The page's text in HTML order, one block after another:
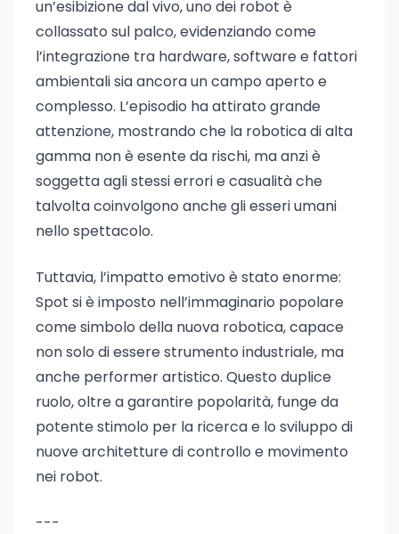
un’esibizione dal vivo, uno dei robot è
collassato sul palco, evidenziando come
l’integrazione tra hardware, software e fattori
ambientali sia ancora un campo aperto e
complesso. L’episodio ha attirato grande
attenzione, mostrando che la robotica di alta
gamma non è esente da rischi, ma anzi è
soggetta agli stessi errori e casualità che
talvolta coinvolgono anche gli esseri umani
nello spettacolo.
Tuttavia, l’impatto emotivo è stato enorme:
Spot si è imposto nell’immaginario popolare
come simbolo della nuova robotica, capace
non solo di essere strumento industriale, ma
anche performer artistico. Questo duplice
ruolo, oltre a garantire popolarità, funge da
potente stimolo per la ricerca e lo sviluppo di
nuove architetture di controllo e movimento
nei robot.
---